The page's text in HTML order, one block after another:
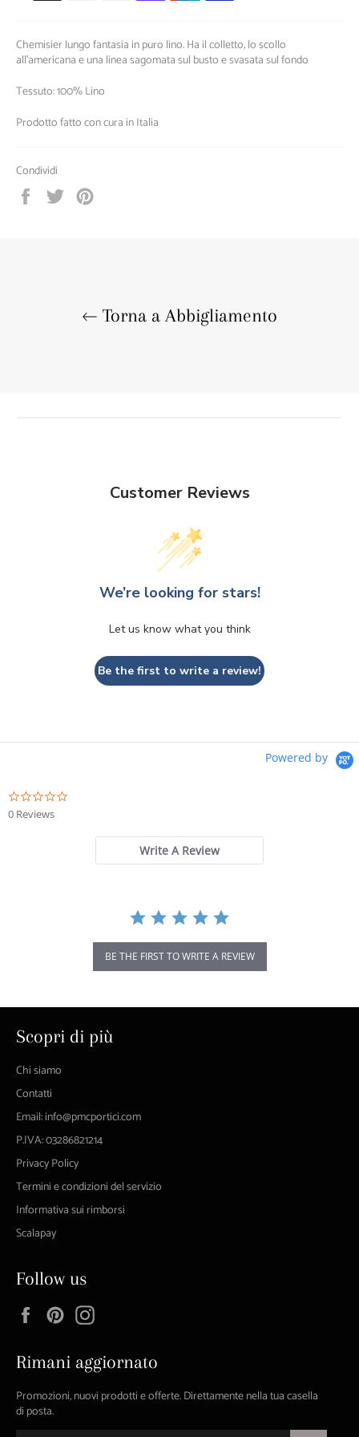
Chemisier lungo fantasia in puro lino. Ha il colletto, lo scollo
all'americana e una linea sagomata sul busto e svasata sul fondo
Tessuto: 100% Lino
Prodotto fatto con cura in Italia
Condividi
CondividiTwitta
Torna a Abbigliamento
Customer Reviews
We’re looking for stars!
Let us know what you think
Be the first to write a review!
Powered by
0 Reviews
Write A Review
BE THE FIRST TO WRITE A REVIEW
Scopri di più
Chi siamo
Contatti
Email: info@pmcportici.com
P.IVA: 03286821214
Privacy Policy
Termini e condizioni del servizio
Informativa sui rimborsi
Scalapay
Follow us
FacebookPinterest
Rimani aggiornato
Promozioni, nuovi prodotti e offerte. Direttamente nella tua casella
di posta.